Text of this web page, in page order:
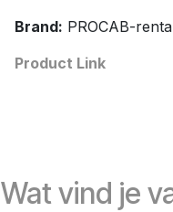
Brand: PROCAB-
Product Link
Wat vind je